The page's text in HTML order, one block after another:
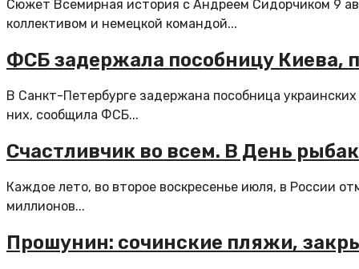
Сюжет Всемирная история с Андреем Сидорчиком 9
коллективом и немецкой командой...
ФСБ задержала пособницу Киева,
В Санкт-Петербурге задержана пособница
них, сообщила ФСБ...
Счастливчик во всем. В День
Каждое лето, во второе воскресенье июля, в России
миллионов...
Прошунин: сочинские пляжи,